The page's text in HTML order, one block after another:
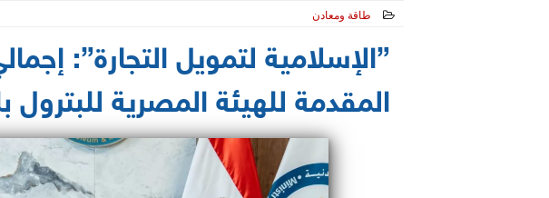
طاقة ومعادن
”الإسلامية لتمويل التجارة”:
المقدمة للهيئة المصرية للبترول بلغ 16 مليار